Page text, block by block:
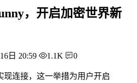
，开启加密世界新
日 20:59 1.1K 0
现连接，这一举措为用户开启